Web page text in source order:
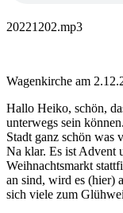
20221202.mp3
Wagenkirche am
Hallo Heiko, schön,
unterwegs sein
Stadt ganz schön was
Na klar. Es ist Advent
Weihnachtsmarkt
an sind, wird es (hier)
sich viele zum